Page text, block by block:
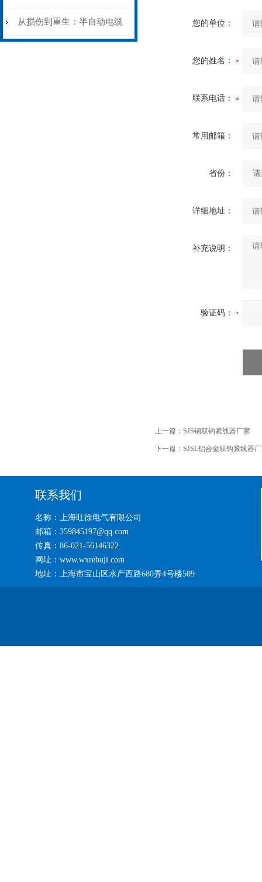
艺基石
电缆热补机智能控温，安全
从损伤到重生：半自动电缆 您的单位：
您的姓名：
联系电话：
常用邮箱：
省份：
详细地址：
补充说明：
验证码：
上一篇： SJS钢双钩紧线器厂家
下一篇： SJSL铝合金双钩紧线器
联系我们
名称：上海旺徐电气有限公司
邮箱：359845197@qq.com
传真：86-021-56146322
网址：www.wxrebuji.com
地址：上海市宝山区水产西路680弄4号楼509